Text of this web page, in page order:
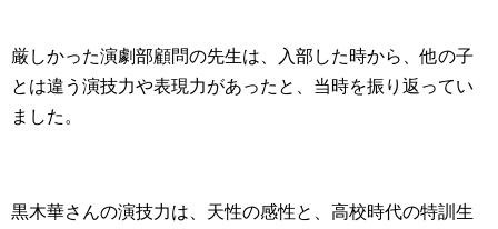
厳しかった演劇部顧問の先生は、入部した時から、他の子
とは違う演技力や表現力があったと、当時を振り返ってい
ました。
黒木華さんの演技力は、天性の感性と、高校時代の特訓生